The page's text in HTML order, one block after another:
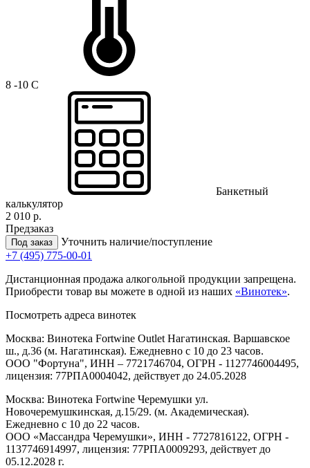
8 -10 C
Банкетный
калькулятор
2 010 р.
Предзаказ
Под заказ
Уточнить наличие/поступление
+7 (495) 775-00-01
Дистанционная продажа алкогольной продукции запрещена.
Приобрести товар вы можете в одной из наших «Винотек».
Посмотреть адреса винотек
Москва: Винотека Fortwine Outlet Нагатинская. Варшавское
ш., д.36 (м. Нагатинская). Ежедневно с 10 до 23 часов.
ООО "Фортуна", ИНН – 7721746704, ОГРН - 1127746004495,
лицензия: 77РПА0004042, действует до 24.05.2028
Москва: Винотека Fortwine Черемушки ул.
Новочеремушкинская, д.15/29. (м. Академическая).
Ежедневно с 10 до 22 часов.
ООО «Массандра Черемушки», ИНН - 7727816122, ОГРН -
1137746914997, лицензия: 77РПА0009293, действует до
05.12.2028 г.